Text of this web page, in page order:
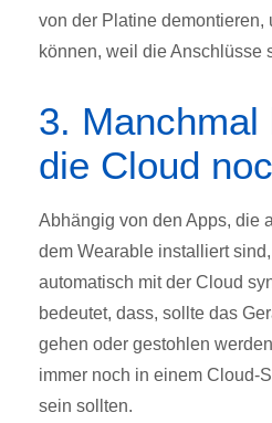
von der Platine demontieren,
können, weil die Anschlüsse
3. Manchmal
die Cloud
Abhängig von den Apps, die
dem Wearable installiert
automatisch mit der Cloud
bedeutet, dass, sollte das
gehen oder gestohlen
immer noch in einem Cloud-
sein sollten.